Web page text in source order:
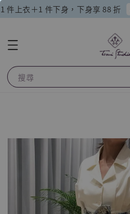
1 件上衣＋1 件下身，下身享 88 折
搜尋